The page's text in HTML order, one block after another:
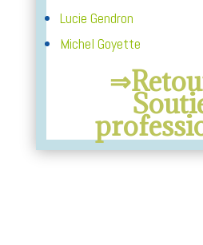
Lucie Gendron
Michel Goyette